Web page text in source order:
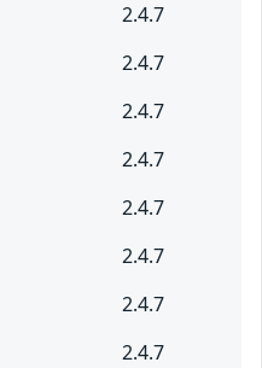
2.4.7
2.4.7
2.4.7
2.4.7
2.4.7
2.4.7
2.4.7
2.4.7